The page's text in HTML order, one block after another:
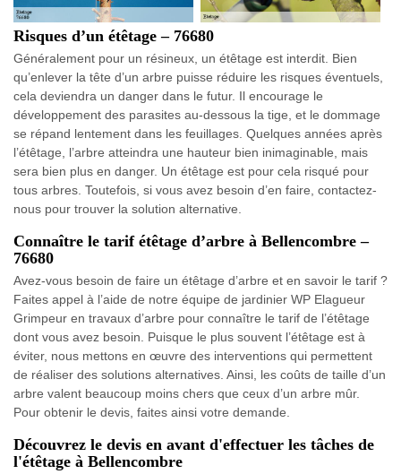
Risques d’un étêtage – 76680
Généralement pour un résineux, un étêtage est interdit. Bien
qu’enlever la tête d’un arbre puisse réduire les risques éventuels,
cela deviendra un danger dans le futur. Il encourage le
développement des parasites au-dessous la tige, et le dommage
se répand lentement dans les feuillages. Quelques années après
l’étêtage, l’arbre atteindra une hauteur bien inimaginable, mais
sera bien plus en danger. Un étêtage est pour cela risqué pour
tous arbres. Toutefois, si vous avez besoin d’en faire, contactez-
nous pour trouver la solution alternative.
Connaître le tarif étêtage d’arbre à Bellencombre –
76680
Avez-vous besoin de faire un étêtage d’arbre et en savoir le tarif ?
Faites appel à l’aide de notre équipe de jardinier WP Elagueur
Grimpeur en travaux d’arbre pour connaître le tarif de l’étêtage
dont vous avez besoin. Puisque le plus souvent l’étêtage est à
éviter, nous mettons en œuvre des interventions qui permettent
de réaliser des solutions alternatives. Ainsi, les coûts de taille d’un
arbre valent beaucoup moins chers que ceux d’un arbre mûr.
Pour obtenir le devis, faites ainsi votre demande.
Découvrez le devis en avant d'effectuer les tâches de
l'étêtage à Bellencombre